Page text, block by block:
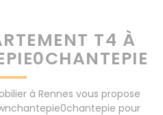
T4 À
à Rennes vous propose